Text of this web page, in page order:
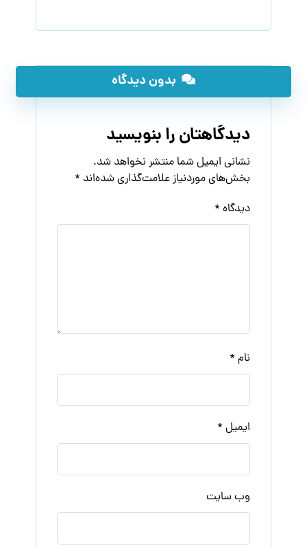
بدون دیدگاه
دیدگاهتان را بنویسید
نشانی ایمیل شما منتشر نخواهد شد.
بخش‌های موردنیاز علامت‌گذاری شده‌اند *
دیدگاه *
نام *
ایمیل *
وب‌ سایت